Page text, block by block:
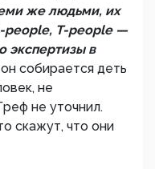
же людьми, их
people, T-people —
экспертизы в
собирается деть
не
не уточнил.
скажут, что они